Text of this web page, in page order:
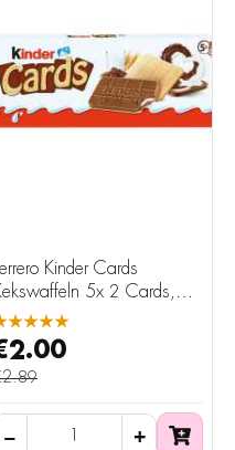
Kinder Cards
5x 2 Cards,
g